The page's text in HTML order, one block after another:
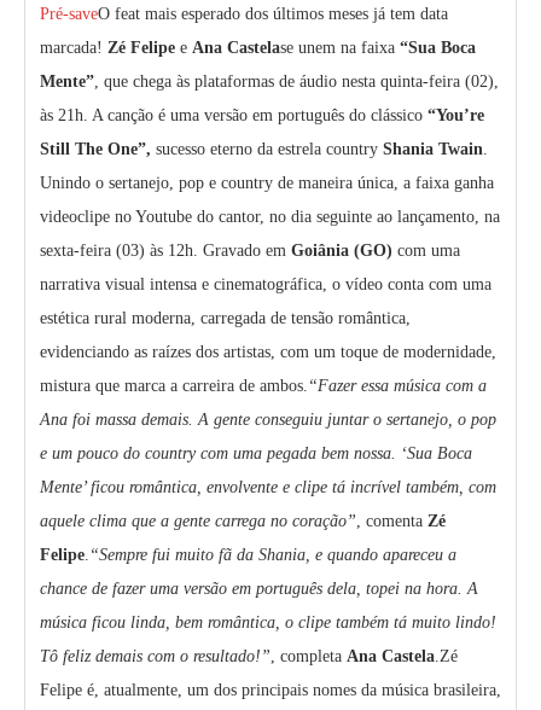
Pré-saveO feat mais esperado dos últimos meses já tem data
marcada! Zé Felipe e Ana Castelase unem na faixa “Sua Boca
Mente”, que chega às plataformas de áudio nesta quinta-feira (02),
às 21h. A canção é uma versão em português do clássico “You’re
Still The One”, sucesso eterno da estrela country Shania Twain.
Unindo o sertanejo, pop e country de maneira única, a faixa ganha
videoclipe no Youtube do cantor, no dia seguinte ao lançamento, na
sexta-feira (03) às 12h. Gravado em Goiânia (GO) com uma
narrativa visual intensa e cinematográfica, o vídeo conta com uma
estética rural moderna, carregada de tensão romântica,
evidenciando as raízes dos artistas, com um toque de modernidade,
mistura que marca a carreira de ambos. “Fazer essa música com a
Ana foi massa demais. A gente conseguiu juntar o sertanejo, o pop
e um pouco do country com uma pegada bem nossa. ‘Sua Boca
Mente’ ficou romântica, envolvente e clipe tá incrível também, com
aquele clima que a gente carrega no coração”, comenta Zé
Felipe. “Sempre fui muito fã da Shania, e quando apareceu a
chance de fazer uma versão em português dela, topei na hora. A
música ficou linda, bem romântica, o clipe também tá muito lindo!
Tô feliz demais com o resultado!”, completa Ana Castela.Zé
Felipe é, atualmente, um dos principais nomes da música brasileira,